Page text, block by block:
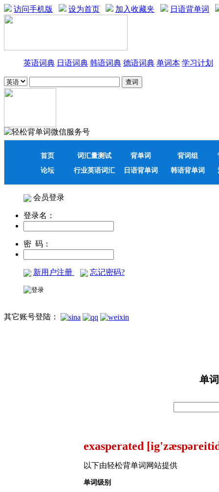
访问手机版 设为首页 加入收藏夹 日语背单词
英语词典 日语词典 韩语词典 德语词典 单词本 学习计划
首页 词汇量测试 背单词 背词组
论坛
行业英语词汇 日语背单词 韩语背单词
会员登录
登录名：
密 码：
新用户注册 忘记密码?
其它账号登陆：
单
exasperated
以下由轻松背单词网站提供
单词级别